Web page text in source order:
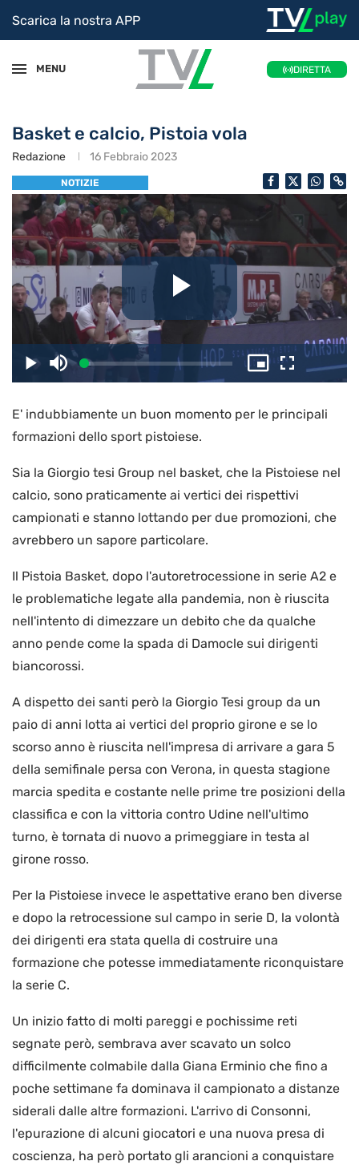
Scarica la nostra APP
MENU DIRETTA
Basket e calcio, Pistoia vola
Redazione 16 Febbraio 2023
NOTIZIE
il
video
PlayDisattiva
l’audio
Caricato:
4.44%
Picture-
in-
Schermo
intero
E' indubbiamente un buon momento per le principali
formazioni dello sport pistoiese.
Sia la Giorgio tesi Group nel basket, che la Pistoiese nel
calcio, sono praticamente ai vertici dei rispettivi
campionati e stanno lottando per due promozioni, che
avrebbero un sapore particolare.
Il Pistoia Basket, dopo l'autoretrocessione in serie A2 e
le problematiche legate alla pandemia, non è riuscita
nell'intento di dimezzare un debito che da qualche
anno pende come la spada di Damocle sui dirigenti
biancorossi.
A dispetto dei santi però la Giorgio Tesi group da un
paio di anni lotta ai vertici del proprio girone e se lo
scorso anno è riuscita nell'impresa di arrivare a gara 5
della semifinale persa con Verona, in questa stagione
marcia spedita e costante nelle prime tre posizioni della
classifica e con la vittoria contro Udine nell'ultimo
turno, è tornata di nuovo a primeggiare in testa al
girone rosso.
Per la Pistoiese invece le aspettative erano ben diverse
e dopo la retrocessione sul campo in serie D, la volontà
dei dirigenti era stata quella di costruire una
formazione che potesse immediatamente riconquistare
la serie C.
Un inizio fatto di molti pareggi e pochissime reti
segnate però, sembrava aver scavato un solco
difficilmente colmabile dalla Giana Erminio che fino a
poche settimane fa dominava il campionato a distanze
siderali dalle altre formazioni. L'arrivo di Consonni,
l'epurazione di alcuni giocatori e una nuova presa di
coscienza, ha però portato gli arancioni a conquistare